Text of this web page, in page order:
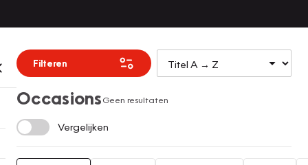
Filteren
OccasionsGeen resultaten
Vergelijken